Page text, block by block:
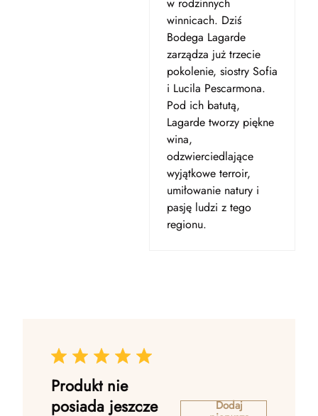
winnicach. Dziś
Bodega Lagarde
zarządza już trzecie
pokolenie, siostry Sofia
i Lucila Pescarmona.
Pod ich batutą,
Lagarde tworzy piękne
wina,
odzwierciedlające
wyjątkowe terroir,
umiłowanie natury i
pasję ludzi z tego
regionu.
Produkt nie
posiada jeszcze
Dodaj